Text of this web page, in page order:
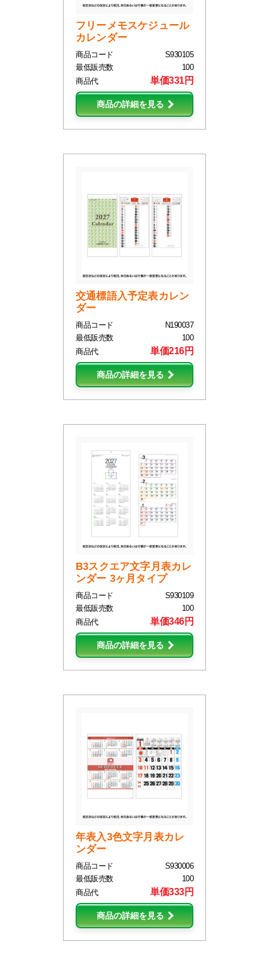
フリーメモスケジュール
カレンダー
商品コード
S930105
最低販売数
100
商品代
単価331円
商品の詳細を見る
交通標語入予定表カレン
ダー
商品コード
N190037
最低販売数
100
商品代
単価216円
商品の詳細を見る
B3スクエア文字月表カレ
ンダー 3ヶ月タイプ
商品コード
S930109
最低販売数
100
商品代
単価346円
商品の詳細を見る
年表入3色文字月表カレ
ンダー
商品コード
S930006
最低販売数
100
商品代
単価333円
商品の詳細を見る